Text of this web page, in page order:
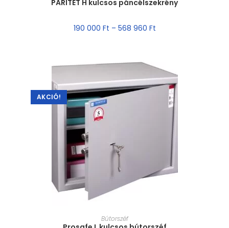
PARITET H kulcsos páncélszekrény
190 000 Ft – 568 960 Ft
AKCIÓ!
MÉRET VÁLASZTÁSA
Bútorszéf